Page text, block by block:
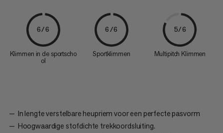
6/6
Klimmen in de sportscho
ol
6/6
Sportklimmen
5/6
Multipitch Klimmen
In lengte verstelbare heupriem voor een perfecte pasvorm
Hoogwaardige stofdichte trekkoordsluiting.